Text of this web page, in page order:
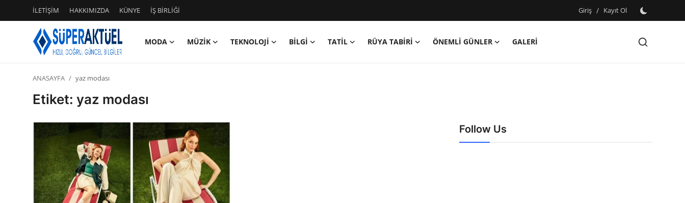
İLETİŞİM HAKKIMIZDA KÜNYE İŞ BİRLİĞİ Giriş / Kayıt Ol
MODA MÜZİK TEKNOLOJİ BİLGİ TATİL RÜYA TABİRİ ÖNEMLİ GÜNLER
GALERİ
Giriş
Kayıt Ol
KÜNYE
İŞ BİRLİĞİ
ANASAYFA yaz modası
Etiket: yaz modası
Follow Us